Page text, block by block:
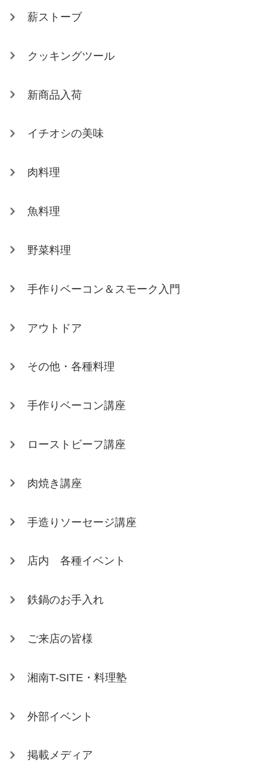
薪ストーブ
クッキングツール
新商品入荷
イチオシの美味
肉料理
魚料理
野菜料理
手作りベーコン＆スモーク入門
アウトドア
その他・各種料理
手作りベーコン講座
ローストビーフ講座
肉焼き講座
手造りソーセージ講座
店内 各種イベント
鉄鍋のお手入れ
ご来店の皆様
湘南T-SITE・料理塾
外部イベント
掲載メディア